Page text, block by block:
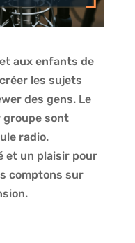
aux enfants de
les sujets
des gens. Le
groupe sont
radio.
et un plaisir pour
comptons sur